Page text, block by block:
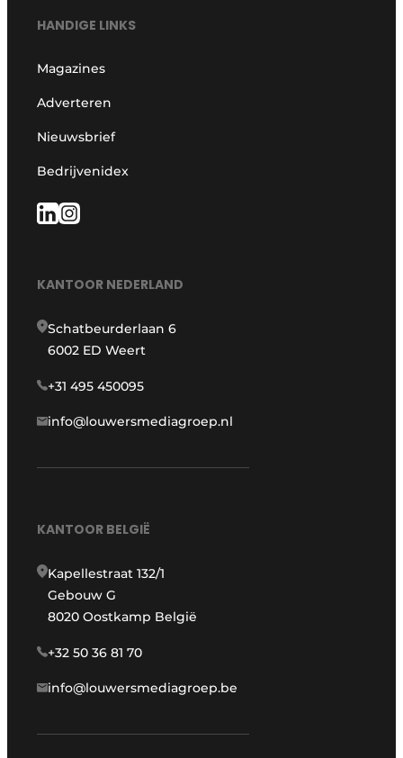
HANDIGE LINKS
Magazines
Adverteren
Nieuwsbrief
Bedrijvenidex
KANTOOR NEDERLAND
Schatbeurderlaan 6
6002 ED Weert
+31 495 450095
info@louwersmediagroep.nl
KANTOOR BELGIË
Kapellestraat 132/1
Gebouw G
8020 Oostkamp België
+32 50 36 81 70
info@louwersmediagroep.be